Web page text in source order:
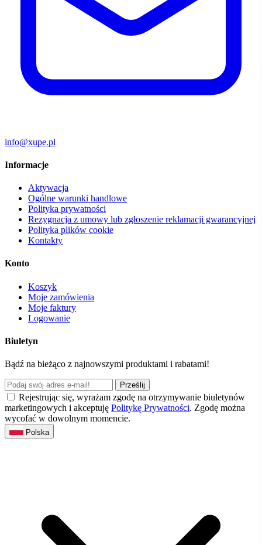
info@xupe.pl
Informacje
Aktywacja
Ogólne warunki handlowe
Polityka prywatności
Rezygnacja z umowy lub zgłoszenie reklamacji gwarancyjnej
Polityka plików cookie
Kontakty
Konto
Koszyk
Moje zamówienia
Moje faktury
Logowanie
Biuletyn
Bądź na bieżąco z najnowszymi produktami i rabatami!
Prześlij
Rejestrując się, wyrażam zgodę na otrzymywanie biuletynów
marketingowych i akceptuję Politykę Prywatności. Zgodę można
wycofać w dowolnym momencie.
Polska